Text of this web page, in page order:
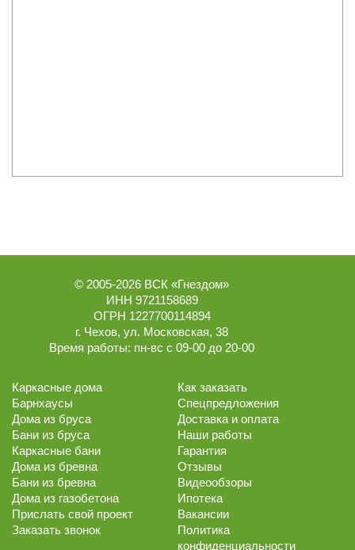
© 2005-2026 ВСК «Гнездом»
ИНН 9721158689
ОГРН 1227700114894
г. Чехов, ул. Московская, 38
Время работы: пн-вс с 09-00 до 20-00
Каркасные дома
Барнхаусы
Дома из бруса
Бани из бруса
Каркасные бани
Дома из бревна
Бани из бревна
Дома из газобетона
Прислать свой проект
Заказать звонок
Как заказать
Спецпредложения
Доставка и оплата
Наши работы
Гарантия
Отзывы
Видеообзоры
Ипотека
Вакансии
Политика
конфиденциальности